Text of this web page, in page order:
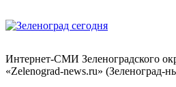
Интернет-СМИ Зеленоградского
«Zelenograd-news.ru» (Зеленоград-